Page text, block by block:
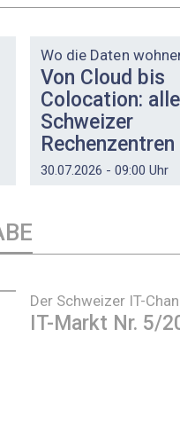
Wo die Daten
Von Cloud bis
Colocation:
Schweizer
Rechenzentren
30.07.2026 - 09:00 Uhr
Der Schweizer IT-
IT-Markt Nr. 5/